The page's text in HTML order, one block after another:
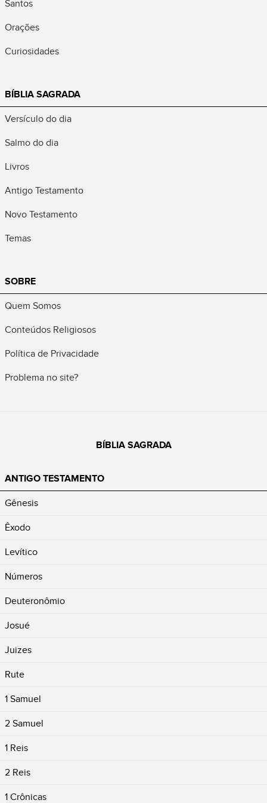
Santos
Orações
Curiosidades
BÍBLIA SAGRADA
Versículo do dia
Salmo do dia
Livros
Antigo Testamento
Novo Testamento
Temas
SOBRE
Quem Somos
Conteúdos Religiosos
Política de Privacidade
Problema no site?
BÍBLIA SAGRADA
ANTIGO TESTAMENTO
Gênesis
Êxodo
Levítico
Números
Deuteronômio
Josué
Juizes
Rute
1 Samuel
2 Samuel
1 Reis
2 Reis
1 Crônicas